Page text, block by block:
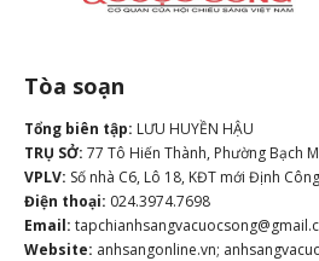
Tòa soạn
Tổng biên tập: LƯU HUYỀN HẬU
TRỤ SỞ: 77 Tô Hiến Thành, Phường Bạch
VPLV: Số nhà C6, Lô 18, KĐT mới Định
Điện thoại: 024.3974.7698
Email:
Website: anhsangonline.vn;